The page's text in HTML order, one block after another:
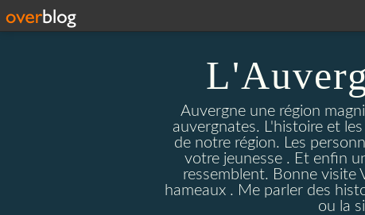
Auvergne une région
auvergnates. L'histoire et
de notre région. Les
votre jeunesse . Et enfin
ressemblent. Bonne visite
hameaux . Me parler des
ou la